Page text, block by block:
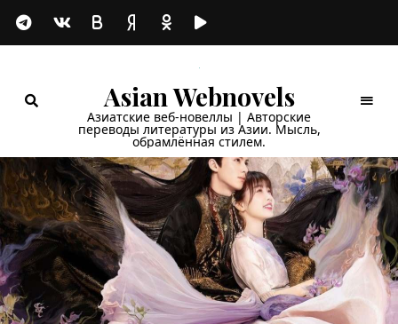
Asian Webnovels
Азиатские веб-новеллы | Авторские
переводы литературы из Азии. Мысль,
обрамлённая стилем.